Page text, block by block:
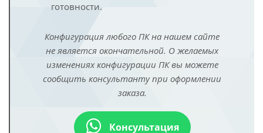
готовности.
Конфигурация любого ПК на нашем сайте
не является окончательной. О желаемых
изменениях конфигурации ПК вы можете
сообщить консультанту при оформлении
заказа.
Консультация